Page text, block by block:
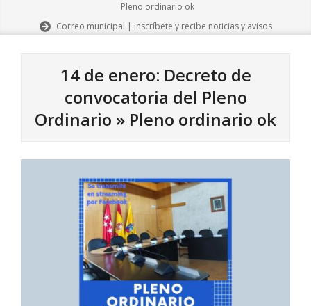
Pleno ordinario ok
Correo municipal | Inscríbete y recibe noticias y avisos
14 de enero: Decreto de
convocatoria del Pleno
Ordinario » Pleno ordinario ok